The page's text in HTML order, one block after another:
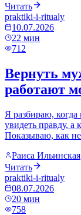
Читать
praktiki-i-ritualy
10.07.2026
22 мин
712
Вернуть
работают
Я разбираю, когда
увидеть правду, а
Показываю, как
Раиса Ильинская
Читать
praktiki-i-ritualy
08.07.2026
20 мин
758